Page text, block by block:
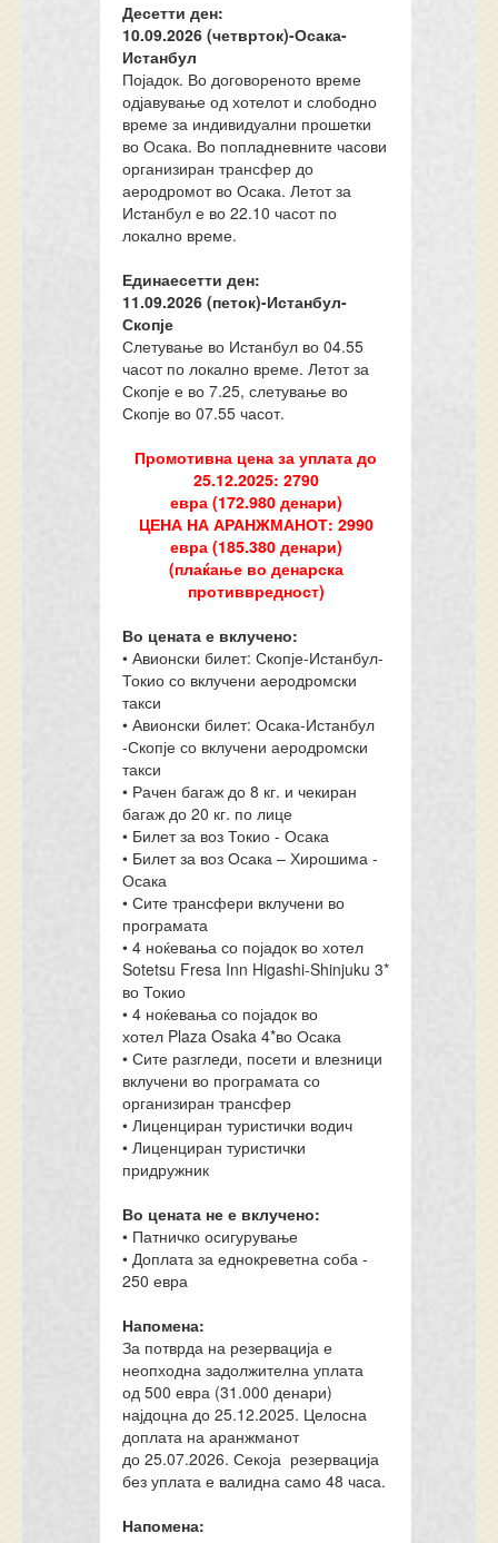
Десетти ден:
10.09.2026 (четврток)-Осака-
Истанбул
Појадок. Во договореното време
одјавување од хотелот и слободно
време за индивидуални прошетки
во Осака. Во попладневните часови
организиран трансфер до
аеродромот во Осака. Летот за
Истанбул е во 22.10 часот по
локално време.
Единаесетти ден:
11.09.2026 (петок)-Истанбул-
Скопје
Слетување во Истанбул во 04.55
часот по локално време. Летот за
Скопје е во 7.25, слетување во
Скопје во 07.55 часот.
Промотивна цена за уплата до
25.12.2025: 2790
евра (172.980 денари)
ЦЕНА НА АРАНЖМАНОТ: 2990
евра (185.380 денари)
(плаќање во денарска
противвредност)
Во цената е вклучено:
• Авионски билет: Скопје-Истанбул-
Токио со вклучени аеродромски
такси
• Авионски билет: Осака-Истанбул
-Скопје со вклучени аеродромски
такси
• Рачен багаж до 8 кг. и чекиран
багаж до 20 кг. по лице
• Билет за воз Токио - Осака
• Билет за воз Осака – Хирошима -
Осака
• Сите трансфери вклучени во
програмата
• 4 ноќевања со појадок во хотел
Sotetsu Fresa Inn Higashi-Shinjuku 3*
во Токио
• 4 ноќевања со појадок во
хотел Plaza Osaka 4*во Осака
• Сите разгледи, посети и влезници
вклучени во програмата со
организиран трансфер
• Лиценциран туристички водич
• Лиценциран туристички
придружник
Во цената не е вклучено:
• Патничко осигурување
• Доплата за еднокреветна соба -
250 евра
Напомена:
За потврда на резервација е
неопходна задолжителна уплата
од 500 евра (31.000 денари)
најдоцна до 25.12.2025. Целосна
доплата на аранжманот
до 25.07.2026. Секоја резервација
без уплата е валидна само 48 часа.
Напомена: